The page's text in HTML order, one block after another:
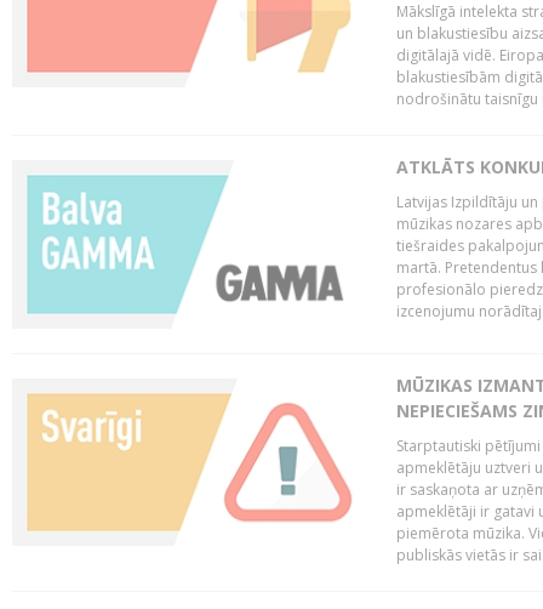
Mākslīgā intelekta
un blakustiesību
digitālajā vidē.
blakustiesībām
nodrošinātu taisnīgu
ATKLĀTS
Latvijas Izpildītāju
mūzikas nozares
tiešraides
martā. Pretendentus
profesionālo
izcenojumu
MŪZIKAS
NEPIECIEŠAMS
Starptautiski
apmeklētāju uztveri
ir saskaņota ar
apmeklētāji ir gatavi
piemērota mūzika.
publiskās vietās ir